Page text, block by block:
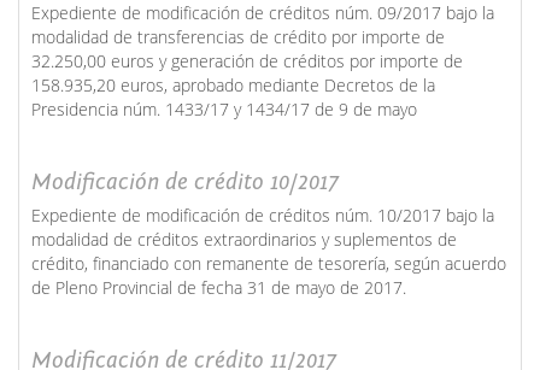
Expediente de modificación de créditos núm. 09/2017 bajo la
modalidad de transferencias de crédito por importe de
32.250,00 euros y generación de créditos por importe de
158.935,20 euros, aprobado mediante Decretos de la
Presidencia núm. 1433/17 y 1434/17 de 9 de mayo
Modificación de crédito 10/2017
Expediente de modificación de créditos núm. 10/2017 bajo la
modalidad de créditos extraordinarios y suplementos de
crédito, financiado con remanente de tesorería, según acuerdo
de Pleno Provincial de fecha 31 de mayo de 2017.
Modificación de crédito 11/2017